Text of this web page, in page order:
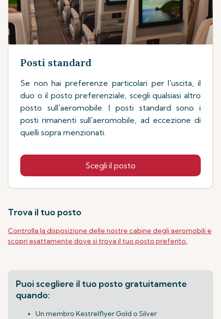
Posti standard
Se non hai preferenze particolari per l'uscita, il
duo o il posto preferenziale, scegli qualsiasi altro
posto sull'aeromobile. I posti standard sono i
posti rimanenti sull'aeromobile, ad eccezione di
quelli sopra menzionati.
Scegli il posto
Trova il tuo posto
Controlla la disposizione delle nostre cabine degli aeromobili e
scopri esattamente dove si trova il tuo posto preferito.
Puoi scegliere il tuo posto gratuitamente
quando:
Un membro Kestrelflyer Gold o Silver